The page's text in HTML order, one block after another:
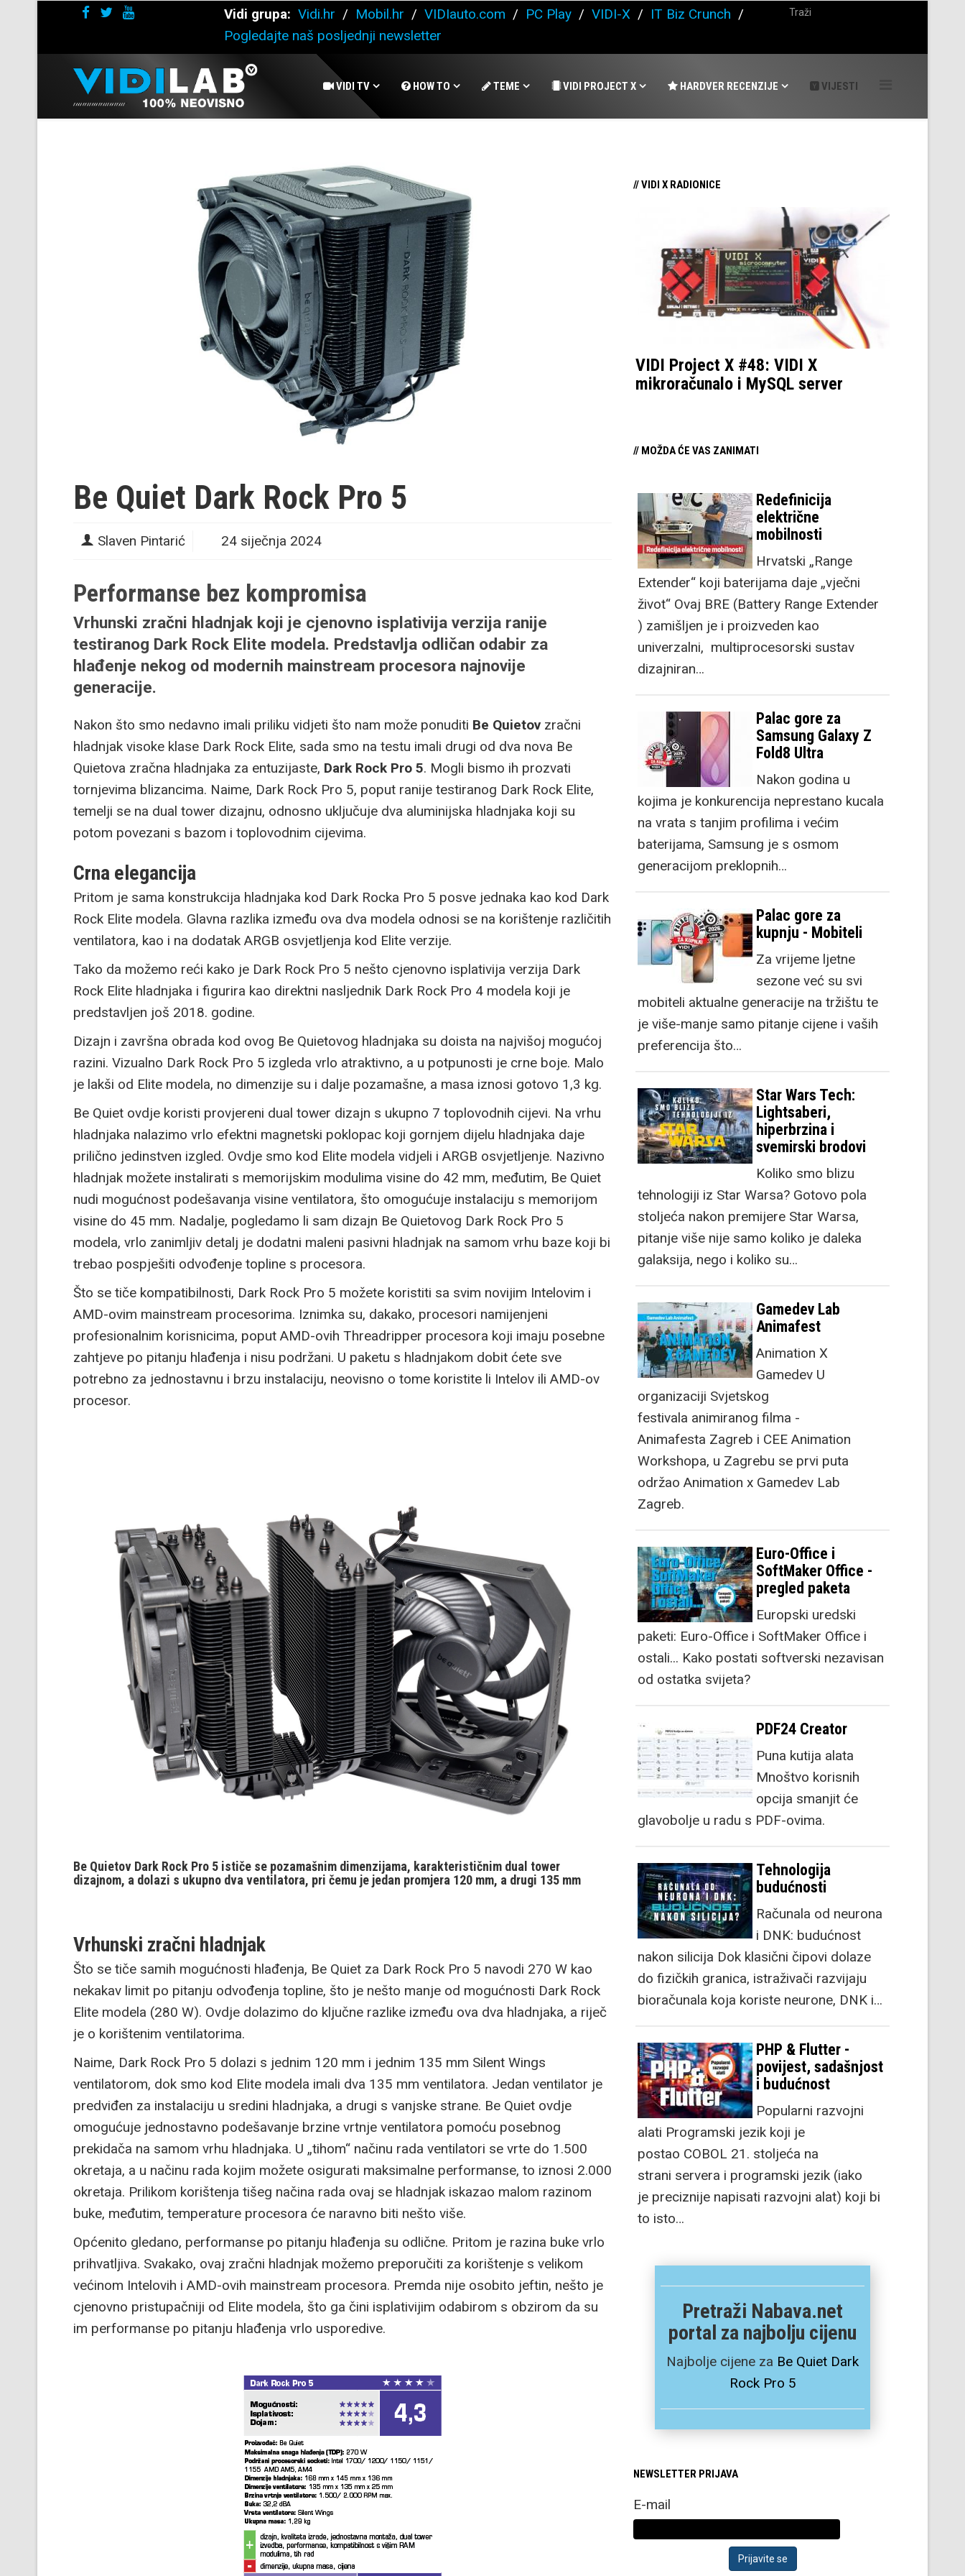
Vidi grupa: Vidi.hr / Mobil.hr / VIDIauto.com / PC Play / VIDI-X / IT Biz Crunch /
Pogledajte naš posljednji newsletter
VIDI TV HOW TO TEME VIDI PROJECT X HARDVER RECENZIJE VIJESTI
Be Quiet Dark Rock Pro 5
Slaven Pintarić 24 siječnja 2024
Performanse bez kompromisa
Vrhunski zračni hladnjak koji je cjenovno isplativija verzija ranije
testiranog Dark Rock Elite modela. Predstavlja odličan odabir za
hlađenje nekog od modernih mainstream procesora najnovije
generacije.
Nakon što smo nedavno imali priliku vidjeti što nam može ponuditi Be Quietov zračni
hladnjak visoke klase Dark Rock Elite, sada smo na testu imali drugi od dva nova Be
Quietova zračna hladnjaka za entuzijaste, Dark Rock Pro 5. Mogli bismo ih prozvati
tornjevima blizancima. Naime, Dark Rock Pro 5, poput ranije testiranog Dark Rock Elite,
temelji se na dual tower dizajnu, odnosno uključuje dva aluminijska hladnjaka koji su
potom povezani s bazom i toplovodnim cijevima.
Crna elegancija
Pritom je sama konstrukcija hladnjaka kod Dark Rocka Pro 5 posve jednaka kao kod Dark
Rock Elite modela. Glavna razlika između ova dva modela odnosi se na korištenje različitih
ventilatora, kao i na dodatak ARGB osvjetljenja kod Elite verzije.
Tako da možemo reći kako je Dark Rock Pro 5 nešto cjenovno isplativija verzija Dark
Rock Elite hladnjaka i figurira kao direktni nasljednik Dark Rock Pro 4 modela koji je
predstavljen još 2018. godine.
Dizajn i završna obrada kod ovog Be Quietovog hladnjaka su doista na najvišoj mogućoj
razini. Vizualno Dark Rock Pro 5 izgleda vrlo atraktivno, a u potpunosti je crne boje. Malo
je lakši od Elite modela, no dimenzije su i dalje pozamašne, a masa iznosi gotovo 1,3 kg.
Be Quiet ovdje koristi provjereni dual tower dizajn s ukupno 7 toplovodnih cijevi. Na vrhu
hladnjaka nalazimo vrlo efektni magnetski poklopac koji gornjem dijelu hladnjaka daje
prilično jedinstven izgled. Ovdje smo kod Elite modela vidjeli i ARGB osvjetljenje. Nazivno
hladnjak možete instalirati s memorijskim modulima visine do 42 mm, međutim, Be Quiet
nudi mogućnost podešavanja visine ventilatora, što omogućuje instalaciju s memorijom
visine do 45 mm. Nadalje, pogledamo li sam dizajn Be Quietovog Dark Rock Pro 5
modela, vrlo zanimljiv detalj je dodatni maleni pasivni hladnjak na samom vrhu baze koji bi
trebao pospješiti odvođenje topline s procesora.
Što se tiče kompatibilnosti, Dark Rock Pro 5 možete koristiti sa svim novijim Intelovim i
AMD-ovim mainstream procesorima. Iznimka su, dakako, procesori namijenjeni
profesionalnim korisnicima, poput AMD-ovih Threadripper procesora koji imaju posebne
zahtjeve po pitanju hlađenja i nisu podržani. U paketu s hladnjakom dobit ćete sve
potrebno za jednostavnu i brzu instalaciju, neovisno o tome koristite li Intelov ili AMD-ov
procesor.
Be Quietov Dark Rock Pro 5 ističe se pozamašnim dimenzijama, karakterističnim dual tower
dizajnom, a dolazi s ukupno dva ventilatora, pri čemu je jedan promjera 120 mm, a drugi 135 mm
Vrhunski zračni hladnjak
Što se tiče samih mogućnosti hlađenja, Be Quiet za Dark Rock Pro 5 navodi 270 W kao
nekakav limit po pitanju odvođenja topline, što je nešto manje od mogućnosti Dark Rock
Elite modela (280 W). Ovdje dolazimo do ključne razlike između ova dva hladnjaka, a riječ
je o korištenim ventilatorima.
Naime, Dark Rock Pro 5 dolazi s jednim 120 mm i jednim 135 mm Silent Wings
ventilatorom, dok smo kod Elite modela imali dva 135 mm ventilatora. Jedan ventilator je
predviđen za instalaciju u sredini hladnjaka, a drugi s vanjske strane. Be Quiet ovdje
omogućuje jednostavno podešavanje brzine vrtnje ventilatora pomoću posebnog
prekidača na samom vrhu hladnjaka. U „tihom“ načinu rada ventilatori se vrte do 1.500
okretaja, a u načinu rada kojim možete osigurati maksimalne performanse, to iznosi 2.000
okretaja. Prilikom korištenja tišeg načina rada ovaj se hladnjak iskazao malom razinom
buke, međutim, temperature procesora će naravno biti nešto više.
Općenito gledano, performanse po pitanju hlađenja su odlične. Pritom je razina buke vrlo
prihvatljiva. Svakako, ovaj zračni hladnjak možemo preporučiti za korištenje s velikom
većinom Intelovih i AMD-ovih mainstream procesora. Premda nije osobito jeftin, nešto je
cjenovno pristupačniji od Elite modela, što ga čini isplativijim odabirom s obzirom da su
im performanse po pitanju hlađenja vrlo usporedive.
// VIDI X RADIONICE
VIDI Project X #48: VIDI X
mikroračunalo i MySQL server
// MOŽDA ĆE VAS ZANIMATI
Redefinicija
električne
mobilnosti
Hrvatski „Range
Extender“ koji baterijama daje „vječni
život“ Ovaj BRE (Battery Range Extender
) zamišljen je i proizveden kao
univerzalni, multiprocesorski sustav
dizajniran…
Palac gore za
Samsung Galaxy Z
Fold8 Ultra
Nakon godina u
kojima je konkurencija neprestano kucala
na vrata s tanjim profilima i većim
baterijama, Samsung je s osmom
generacijom preklopnih…
Palac gore za
kupnju - Mobiteli
Za vrijeme ljetne
sezone već su svi
mobiteli aktualne generacije na tržištu te
je više-manje samo pitanje cijene i vaših
preferencija što…
Star Wars Tech:
Lightsaberi,
hiperbrzina i
svemirski brodovi
Koliko smo blizu
tehnologiji iz Star Warsa? Gotovo pola
stoljeća nakon premijere Star Warsa,
pitanje više nije samo koliko je daleka
galaksija, nego i koliko su…
Gamedev Lab
Animafest
Animation X
Gamedev U
organizaciji Svjetskog
festivala animiranog filma -
Animafesta Zagreb i CEE Animation
Workshopa, u Zagrebu se prvi puta
održao Animation x Gamedev Lab
Zagreb.
Euro-Office i
SoftMaker Office -
pregled paketa
Europski uredski
paketi: Euro-Office i SoftMaker Office i
ostali... Kako postati softverski nezavisan
od ostatka svijeta?
PDF24 Creator
Puna kutija alata
Mnoštvo korisnih
opcija smanjit će
glavobolje u radu s PDF-ovima.
Tehnologija
budućnosti
Računala od neurona
i DNK: budućnost
nakon silicija Dok klasični čipovi dolaze
do fizičkih granica, istraživači razvijaju
bioračunala koja koriste neurone, DNK i…
PHP & Flutter -
povijest, sadašnjost
i budućnost
Popularni razvojni
alati Programski jezik koji je
postao COBOL 21. stoljeća na
strani servera i programski jezik (iako
je preciznije napisati razvojni alat) koji bi
to isto…
Pretraži Nabava.net
portal za najbolju cijenu
Najbolje cijene za Be Quiet Dark
Rock Pro 5
NEWSLETTER PRIJAVA
E-mail